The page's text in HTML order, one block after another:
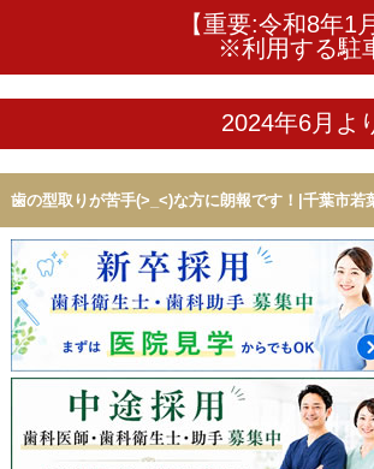
【重要:令和8年
※利用する駐
2024年6月よ
歯の型取りが苦手(>_<)な方に朗報です！|千葉市